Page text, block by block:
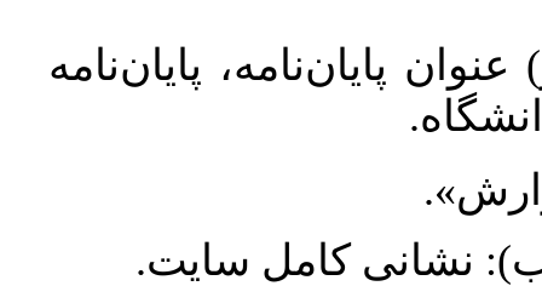
پایان‌نامه، پایان‌نامه
نشانی کامل سایت.